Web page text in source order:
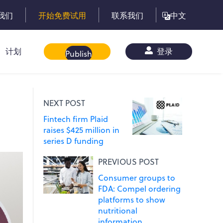
们 开始免费试用 联系我们 中文
计划 Publish
白皮书 登录
NEXT POST
Fintech firm Plaid
raises $425 million in
series D funding
PREVIOUS POST
Consumer groups to
FDA: Compel ordering
platforms to show
nutritional